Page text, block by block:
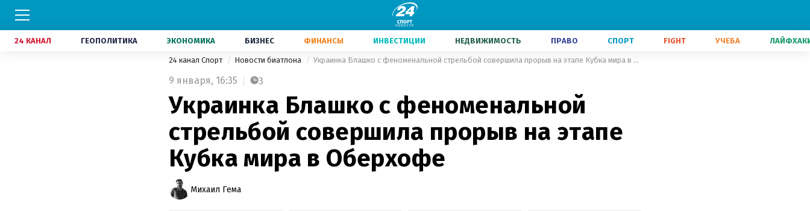
24 КАНАЛ ГЕОПОЛИТИКА ЭКОНОМИКА БИЗНЕС ФИНАНСЫ ИНВЕСТИЦИИ НЕДВИЖИМОСТЬ ПРАВО СПОРТ FIGHT УЧЕБА
24 канал Спорт Новости биатлона Украинка Блашко с феноменальной стрельбой совершила прорыв на этапе Кубка мира в Оберхофе
9 января, 16:35 3
Украинка Блашко с феноменальной
стрельбой совершила прорыв на этапе
Кубка мира в Оберхофе
Михаил Гема